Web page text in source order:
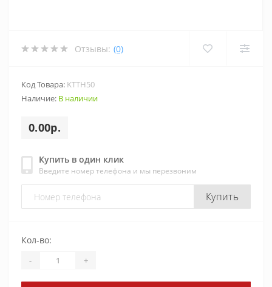
Отзывы: (0)
Код Товара: KTTH50
Наличие: В наличии
0.00р.
Купить в один клик
Введите номер телефона и мы перезвоним
Купить
Кол-во:
- +